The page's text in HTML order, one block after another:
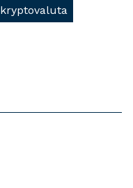
kryptovaluta